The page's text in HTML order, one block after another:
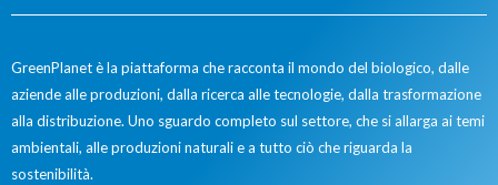
GreenPlanet è la piattaforma che racconta il mondo del biologico, dalle
aziende alle produzioni, dalla ricerca alle tecnologie, dalla trasformazione
alla distribuzione. Uno sguardo completo sul settore, che si allarga ai temi
ambientali, alle produzioni naturali e a tutto ciò che riguarda la
sostenibilità.